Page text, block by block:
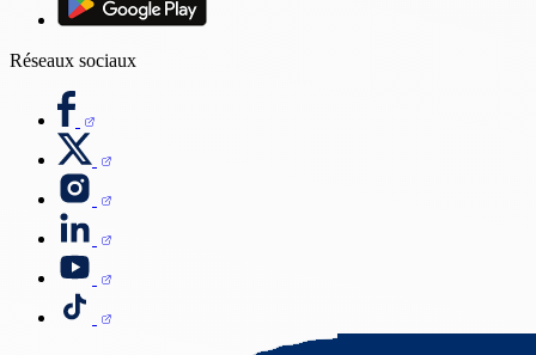
Réseaux sociaux